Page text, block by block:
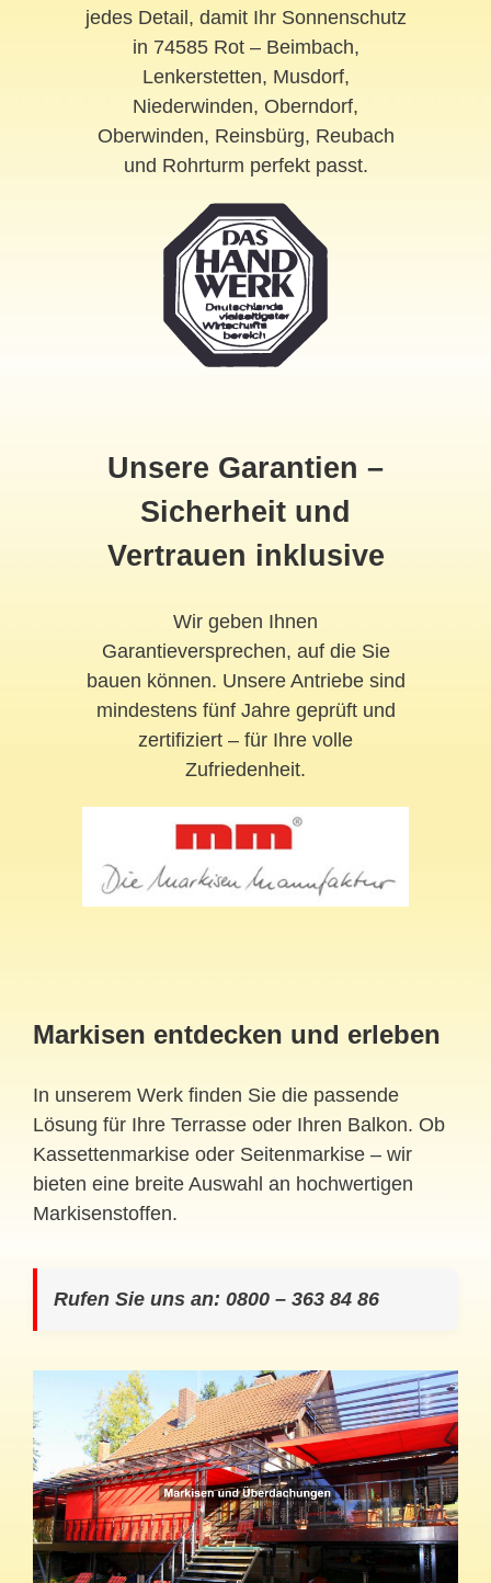
jedes Detail, damit Ihr Sonnenschutz
in 74585 Rot – Beimbach,
Lenkerstetten, Musdorf,
Niederwinden, Oberndorf,
Oberwinden, Reinsbürg, Reubach
und Rohrturm perfekt passt.
Unsere Garantien –
Sicherheit und
Vertrauen inklusive
Wir geben Ihnen
Garantieversprechen, auf die Sie
bauen können. Unsere Antriebe sind
mindestens fünf Jahre geprüft und
zertifiziert – für Ihre volle
Zufriedenheit.
Markisen entdecken und erleben
In unserem Werk finden Sie die passende
Lösung für Ihre Terrasse oder Ihren Balkon. Ob
Kassettenmarkise oder Seitenmarkise – wir
bieten eine breite Auswahl an hochwertigen
Markisenstoffen.
Rufen Sie uns an: 0800 – 363 84 86